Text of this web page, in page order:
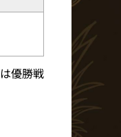
は優勝戦